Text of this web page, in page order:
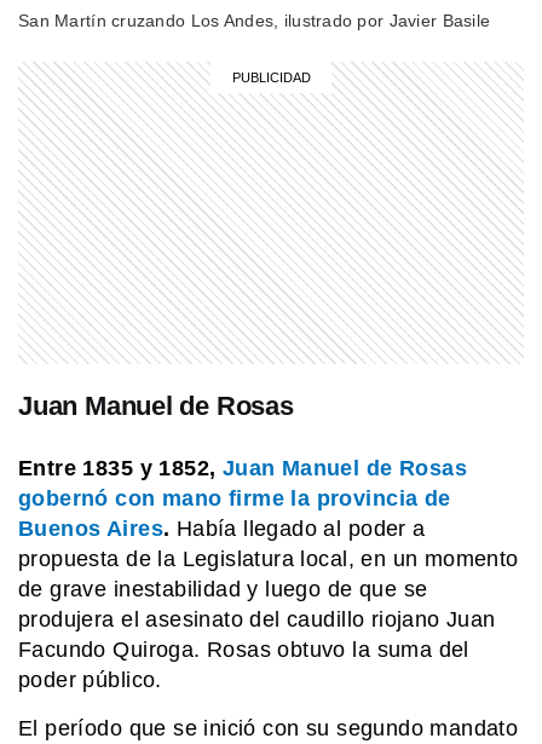
San Martín cruzando Los Andes, ilustrado por Javier Basile
Juan Manuel de Rosas
Entre 1835 y 1852, Juan Manuel de Rosas
gobernó con mano firme la provincia de
Buenos Aires. Había llegado al poder a
propuesta de la Legislatura local, en un momento
de grave inestabilidad y luego de que se
produjera el asesinato del caudillo riojano Juan
Facundo Quiroga. Rosas obtuvo la suma del
poder público.
El período que se inició con su segundo mandato
las cartas de amor que Guadalupe
Cuenca, su esposa, le escribió luego
de su partida
MI PAIS
17 de abril de 1951: el día en que
Argentina pisó fuerte en la Antártida
MI PAIS
¿Cómo era el Cabildo de Buenos
Aires en 1810?
MI PAIS
La Plata: el día en que la ciudad